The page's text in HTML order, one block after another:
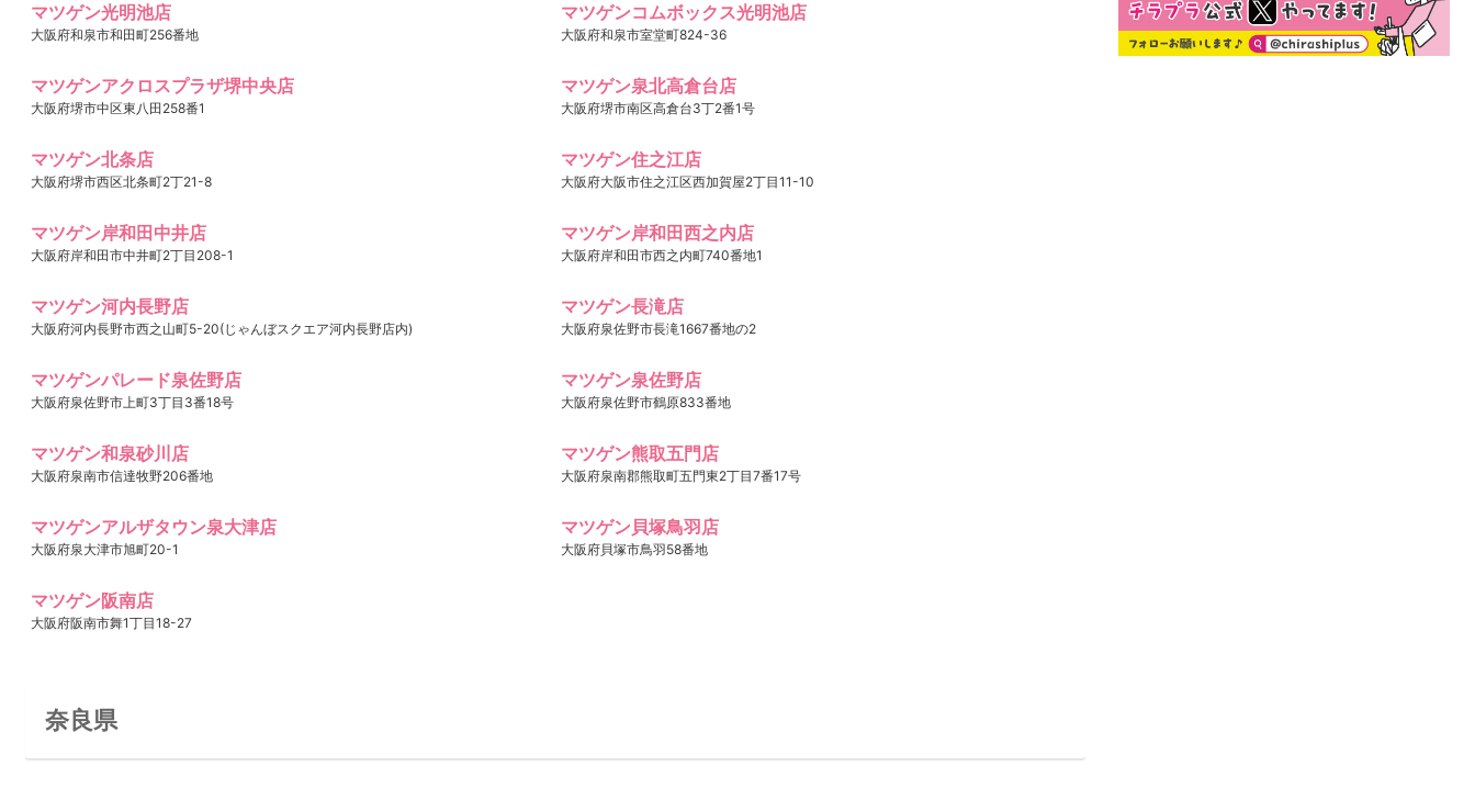
マツゲン光明池店
大阪府和泉市和田町256番地
マツゲンコムボックス光明池店
大阪府和泉市室堂町824-36
マツゲンアクロスプラザ堺中央店
大阪府堺市中区東八田258番1
マツゲン泉北高倉台店
大阪府堺市南区高倉台3丁2番1号
マツゲン北条店
大阪府堺市西区北条町2丁21-8
マツゲン住之江店
大阪府大阪市住之江区西加賀屋2丁目11-10
マツゲン岸和田中井店
大阪府岸和田市中井町2丁目208-1
マツゲン岸和田西之内店
大阪府岸和田市西之内町740番地1
マツゲン河内長野店
大阪府河内長野市西之山町5-20(じゃんぼスクエア河内長野店内)
マツゲン長滝店
大阪府泉佐野市長滝1667番地の2
マツゲンパレード泉佐野店
大阪府泉佐野市上町3丁目3番18号
マツゲン泉佐野店
大阪府泉佐野市鶴原833番地
マツゲン和泉砂川店
大阪府泉南市信達牧野206番地
マツゲン熊取五門店
大阪府泉南郡熊取町五門東2丁目7番17号
マツゲンアルザタウン泉大津店
大阪府泉大津市旭町20-1
マツゲン貝塚鳥羽店
大阪府貝塚市鳥羽58番地
マツゲン阪南店
大阪府阪南市舞1丁目18-27
奈良県